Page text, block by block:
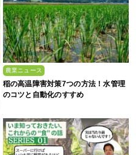
農業ニュース
稲の高温障害対策7つの方法！水管理
のコツと自動化のすすめ